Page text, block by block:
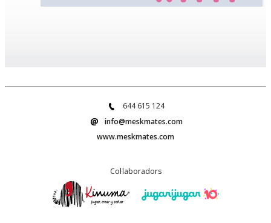
644 615 124
info@meskmates.com
www.meskmates.com
Col·laboradors